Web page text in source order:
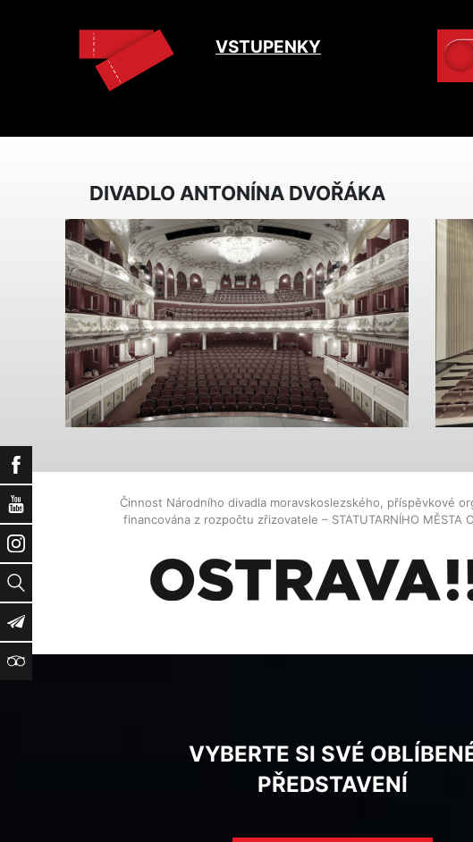
Facebook
YouTube
Instagram
Vyhledat
Newsletter
TripAdvisor
VSTUPENKY
DIVADLO ANTONÍNA DVOŘÁKA
Činnost Národního divadla moravskoslezského, příspěvkové
financována z rozpočtu zřizovatele – STATUTARNÍHO MĚSTA
VYBERTE SI SVÉ
PŘEDSTAVENÍ